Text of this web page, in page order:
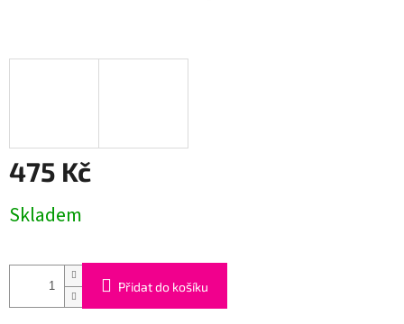
475 Kč
cena:
Skladem
Přidat do košíku